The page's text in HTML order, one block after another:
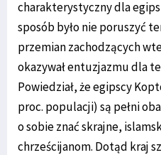
charakterystyczny dla
sposób było nie poruszyć
przemian zachodzących
okazywał entuzjazmu dla
Powiedział, że egipscy
proc. populacji) są pełni
o sobie znać skrajne,
chrześcijanom. Dotąd kraj